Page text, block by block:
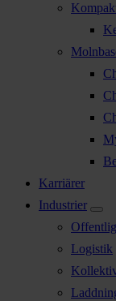
Karriärer
Industrier
Logistik